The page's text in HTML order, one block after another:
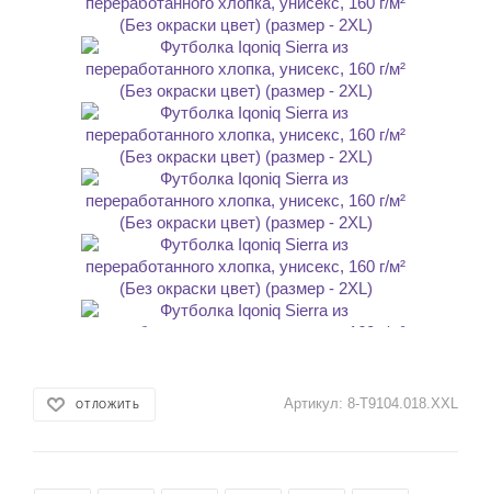
ОТЛОЖИТЬ Артикул: 8-T9104.018.XXL